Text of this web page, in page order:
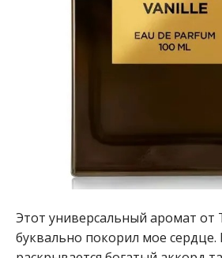
Этот универсальный аромат
буквально покорил мое сердце.